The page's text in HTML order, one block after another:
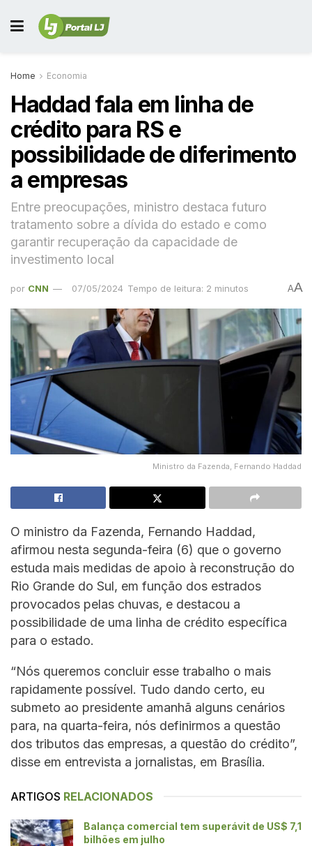
Home Economia
Haddad fala em linha de
crédito para RS e
possibilidade de diferimento
a empresas
Entre preocupações, ministro destaca futuro
tratamento sobre a dívida do estado e como
garantir recuperação da capacidade de
investimento local
por CNN 07/05/2024 Tempo de leitura: 2 minutos AA
Ministro da Fazenda, Fernando Haddad
O ministro da Fazenda, Fernando Haddad,
afirmou nesta segunda-feira (6) que o governo
estuda mais medidas de apoio à reconstrução do
Rio Grande do Sul, em função dos estrados
provocados pelas chuvas, e destacou a
possibilidade de uma linha de crédito específica
para o estado.
“Nós queremos concluir esse trabalho o mais
rapidamente possível. Tudo dando certo, eu
submeto ao presidente amanhã alguns cenários
para, na quarta-feira, nós definirmos a questão
dos tributos das empresas, a questão do crédito”,
disse em entrevista a jornalistas, em Brasília.
ARTIGOS RELACIONADOS
Balança comercial tem superávit de US$ 7,1
bilhões em julho